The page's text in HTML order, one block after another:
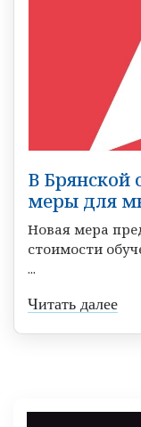
В Брянской
меры для
Новая мера
стоимости
...
Читать далее